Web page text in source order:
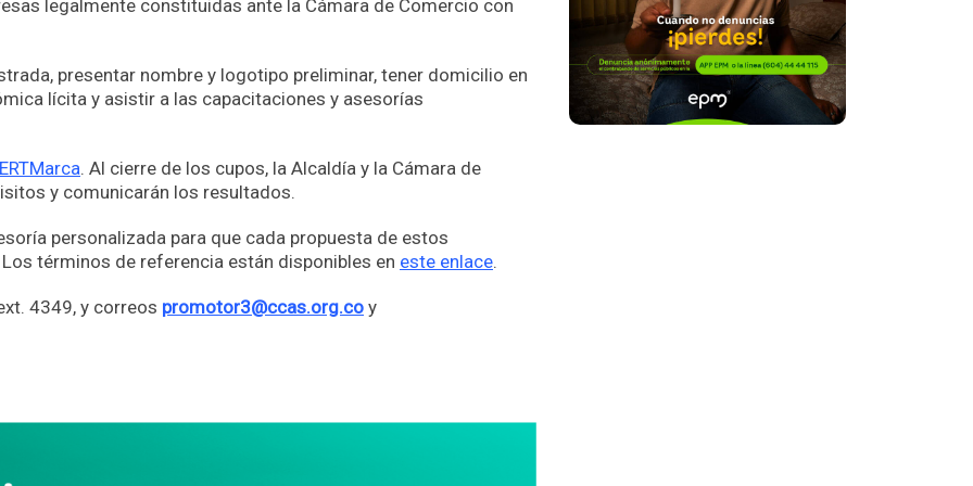
legalmente constituidas ante la Cámara de Comercio con
presentar nombre y logotipo preliminar, tener domicilio en
lícita y asistir a las capacitaciones y asesorías
. Al cierre de los cupos, la Alcaldía y la Cámara de
y comunicarán los resultados.
personalizada para que cada propuesta de estos
términos de referencia están disponibles en este enlace.
4349, y correos promotor3@ccas.org.co y